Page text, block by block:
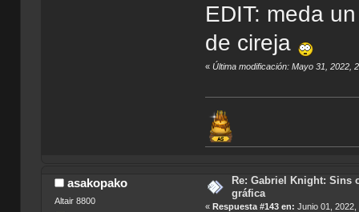
EDIT: meda
de cireja
«Última modificación: Mayo 31, 2022,
asakopako
Altair 8800
Re: Gabriel Knight: Sins
gráfica
«Respuesta #143 en: Junio 01,